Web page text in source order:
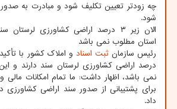
چه زودتر تعیین تکلیف شود و مبادرت به صدور
شود.
الان زیر ۳ درصد اراضی کشاورزی
استان مطلوب نمی باشد
رئیس سازمانثبت اسناد
درصد اراضی کشاورزی لرستان سند دارند و
نمی باشد، اظهار داشت: ما تمام امکانات
برای پشتیبانی از صدور سند اراضی کشاورزی
داد.